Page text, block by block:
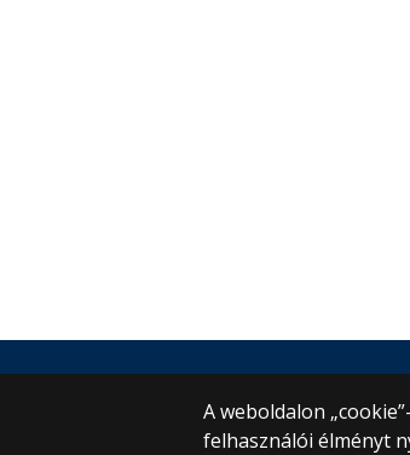
A weboldalon
felhasználói élményt
© 2025 Eötvös
Minden jog fenntartva.
1053 Budapest,